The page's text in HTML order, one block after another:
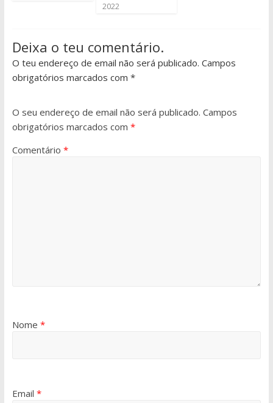
2022
Deixa o teu comentário.
O teu endereço de email não será publicado. Campos
obrigatórios marcados com *
O seu endereço de email não será publicado. Campos
obrigatórios marcados com *
Comentário *
Nome *
Email *